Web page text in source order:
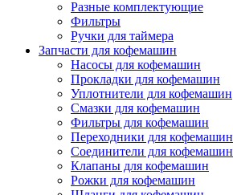
Разные комплектующие
Фильтры
Ручки для таймера
Запчасти для кофемашин
Насосы для кофемашин
Прокладки для кофемашин
Уплотнители для кофемашин
Смазки для кофемашин
Фильтры для кофемашин
Переходники для кофемашин
Соединители для кофемашин
Клапаны для кофемашин
Рожки для кофемашин